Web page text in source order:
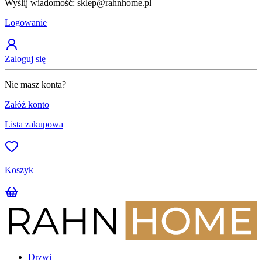
Wyślij wiadomość: sklep@rahnhome.pl
Logowanie
Zaloguj się
Nie masz konta?
Załóż konto
Lista zakupowa
Koszyk
Drzwi